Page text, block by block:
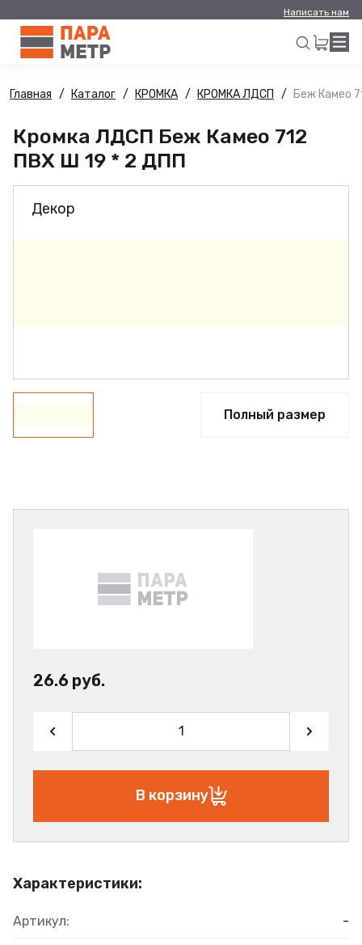
Написать нам
Искать
Главная Каталог КРОМКА КРОМКА ЛДСП Беж Камео
Кромка ЛДСП Беж Камео 712
ПВХ Ш 19 * 2 ДПП
Декор
Полный размер
Характеристики:
Артикул: -
26.6 руб.
В корзину